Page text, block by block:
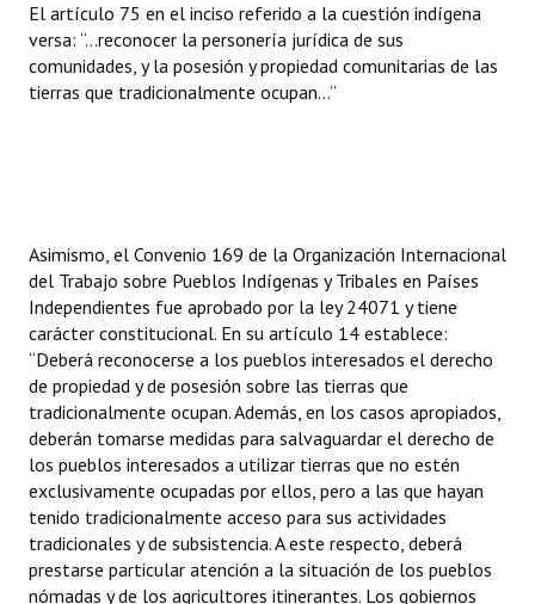
Huéspedes de Honor - Registro
Antiguos Pobladores - Registro
REFORMA DE LA CARTA ORGÁNICA
El artículo 75 en el inciso referido a la cuestión indígena
versa: “…reconocer la personería jurídica de sus
comunidades, y la posesión y propiedad comunitarias de las
tierras que tradicionalmente ocupan…”
Asimismo, el Convenio 169 de la Organización Internacional
del Trabajo sobre Pueblos Indígenas y Tribales en Países
Independientes fue aprobado por la ley 24071 y tiene
carácter constitucional. En su artículo 14 establece:
“Deberá reconocerse a los pueblos interesados el derecho
de propiedad y de posesión sobre las tierras que
tradicionalmente ocupan. Además, en los casos apropiados,
deberán tomarse medidas para salvaguardar el derecho de
los pueblos interesados a utilizar tierras que no estén
exclusivamente ocupadas por ellos, pero a las que hayan
tenido tradicionalmente acceso para sus actividades
tradicionales y de subsistencia. A este respecto, deberá
prestarse particular atención a la situación de los pueblos
nómadas y de los agricultores itinerantes. Los gobiernos